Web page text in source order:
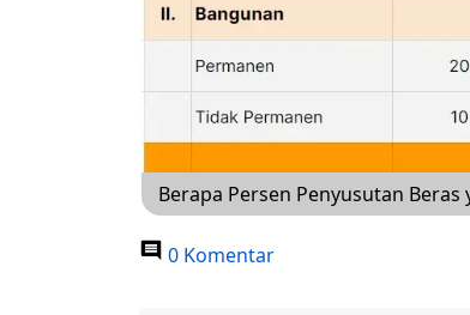
Berapa Persen Penyusutan
0 Komentar